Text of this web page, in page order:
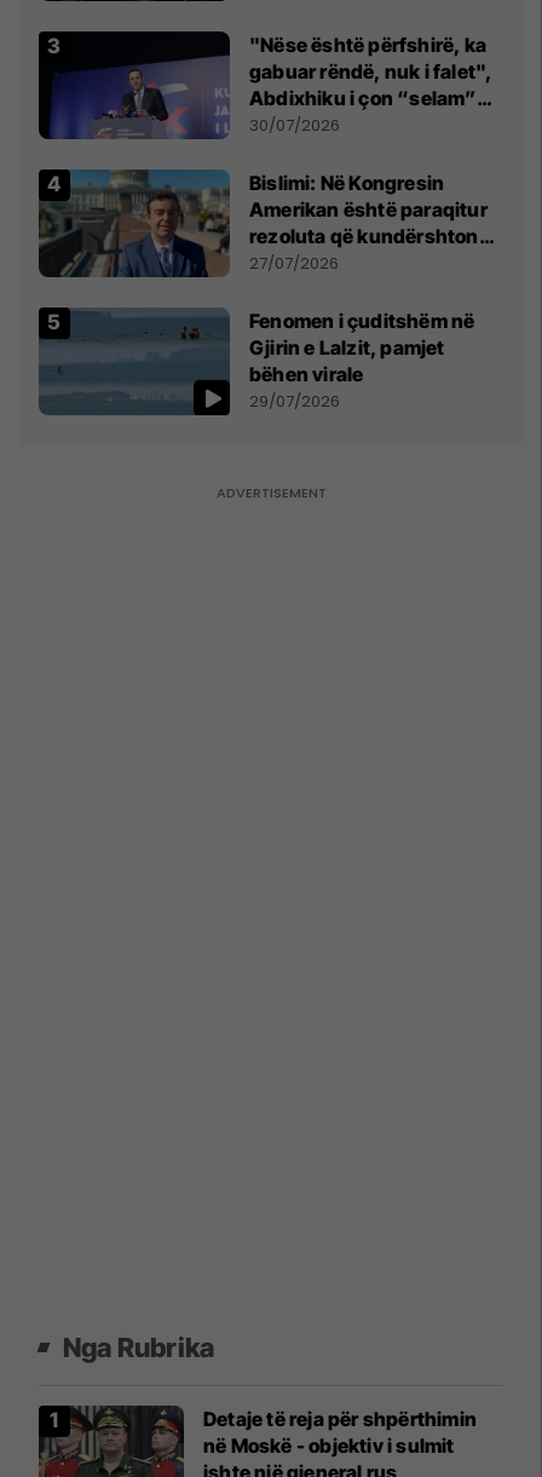
"Nëse është përfshirë, ka
gabuar rëndë, nuk i falet",
Abdixhiku i çon “selam”
Përparim Ramës
30/07/2026
Bislimi: Në Kongresin
Amerikan është paraqitur
rezoluta që kundërshton
mbajtjen e Asamblesë
në Beograd
27/07/2026
Fenomen i çuditshëm në
Gjirin e Lalzit, pamjet
bëhen virale
29/07/2026
Nga Rubrika
Detaje të reja për shpërthimin
në Moskë - objektiv i sulmit
ishte një gjeneral rus